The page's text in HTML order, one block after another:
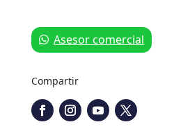
Asesor comercial
Compartir